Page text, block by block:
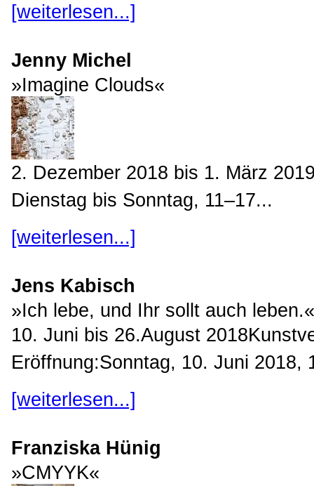
[weiterlesen...]
Jenny Michel
»Imagine Clouds«
2. Dezember 2018 bis 1. März
Dienstag bis Sonntag, 11–17...
[weiterlesen...]
Jens Kabisch
»Ich lebe, und Ihr sollt auch leben.«
10. Juni bis 26.August
Eröffnung:Sonntag, 10. Juni 2018,
[weiterlesen...]
Franziska Hünig
»CMYYK«